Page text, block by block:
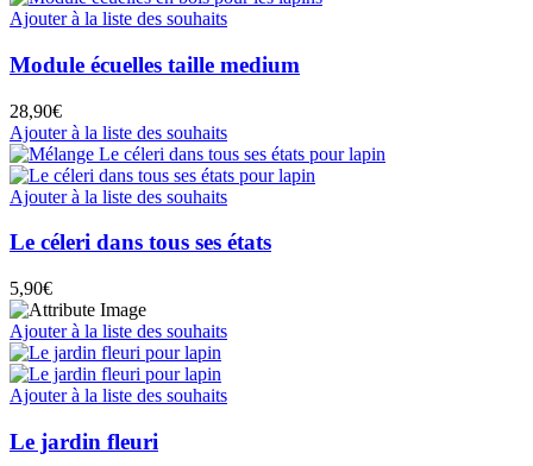
Ajouter à la liste des souhaits
Module écuelles taille medium
28,90€
Ajouter à la liste des souhaits
Ajouter à la liste des souhaits
Le céleri dans tous ses états
5,90€
Ajouter à la liste des souhaits
Ajouter à la liste des souhaits
Le jardin fleuri